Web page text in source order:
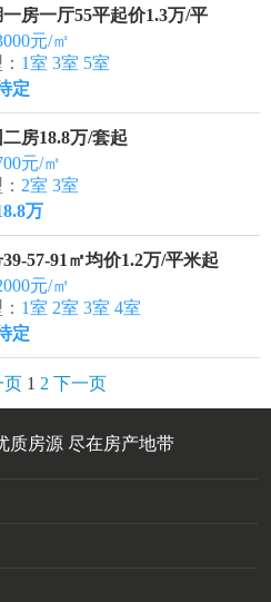
房一厅55平起价1.3万/平
元/㎡
1室 3室 5室
定
房18.8万/套起
元/㎡
2室 3室
万
57-91㎡均价1.2万/平米起
元/㎡
1室 2室 3室 4室
定
页 1 2 下一页
质房源 尽在房产地带